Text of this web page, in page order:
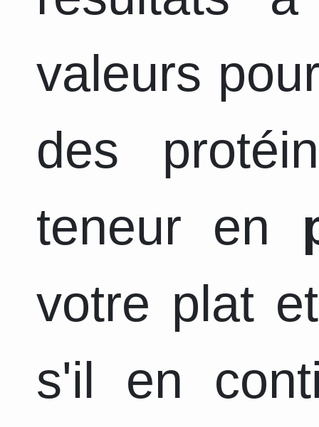
valeurs
des
teneur en
votre plat
s'il en